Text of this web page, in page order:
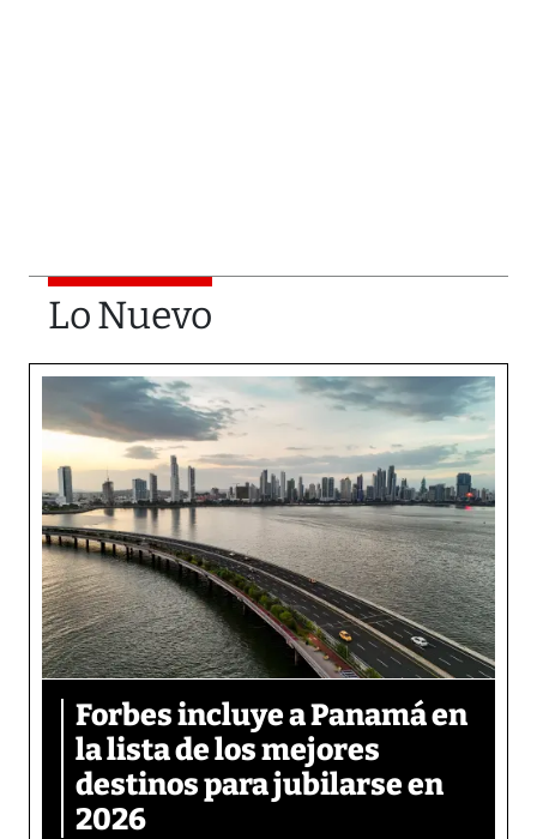
Lo Nuevo
Forbes incluye a Panamá en
la lista de los mejores
destinos para jubilarse en
2026